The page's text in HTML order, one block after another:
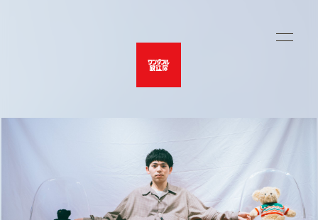
LIVE SCHEDULE
MUSIC VIDEO
MOVIE
PHOTO PROFILE